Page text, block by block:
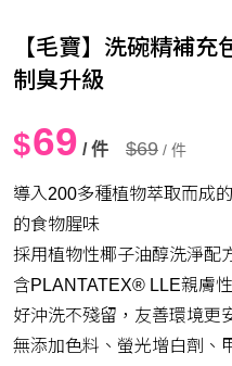
【毛寶】洗碗精補
制臭升級
$69 / 件 $69 / 件
導入200多種植物萃取而成
的食物腥味
採用植物性椰子油醇洗淨配
含PLANTATEX® LLE親膚
好沖洗不殘留，友善環境更
無添加色料、螢光增白劑、